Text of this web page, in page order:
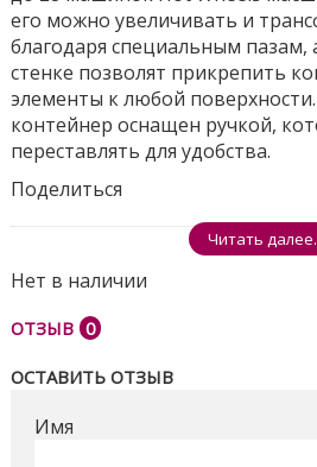
его можно увеличивать и
благодаря специальным пазам,
стенке позволят прикрепить
элементы к любой
контейнер оснащен ручкой,
переставлять для удобства.
Поделиться
Читать
Нет в наличии
ОТЗЫВ 0
ОСТАВИТЬ ОТЗЫВ
Имя